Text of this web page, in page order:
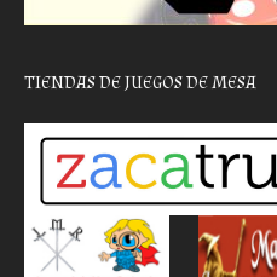
TIENDAS DE JUEGOS DE MESA